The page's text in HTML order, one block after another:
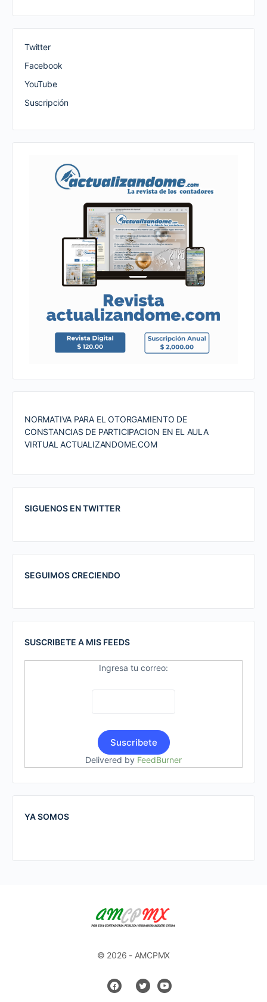
Twitter
Facebook
YouTube
Suscripción
NORMATIVA PARA EL OTORGAMIENTO DE
CONSTANCIAS DE PARTICIPACION EN EL AULA
VIRTUAL ACTUALIZANDOME.COM
SIGUENOS EN TWITTER
SEGUIMOS CRECIENDO
SUSCRIBETE A MIS FEEDS
Ingresa tu correo:
Delivered by FeedBurner
YA SOMOS
© 2026 - AMCPMX